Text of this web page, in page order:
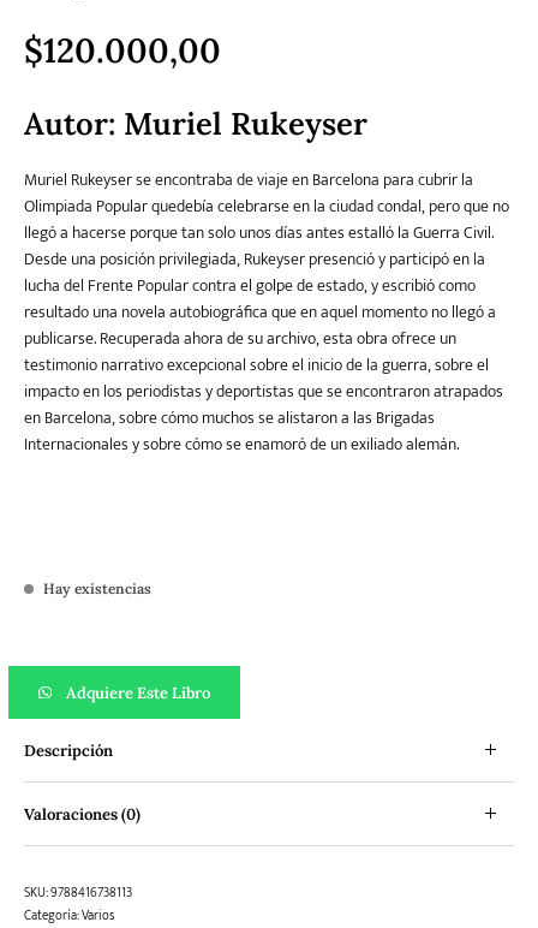
$120.000,00
Autor: Muriel Rukeyser
Muriel Rukeyser se encontraba de viaje en Barcelona para cubrir la
Olimpiada Popular quedebía celebrarse en la ciudad condal, pero que no
llegó a hacerse porque tan solo unos días antes estalló la Guerra Civil.
Desde una posición privilegiada, Rukeyser presenció y participó en la
lucha del Frente Popular contra el golpe de estado, y escribió como
resultado una novela autobiográfica que en aquel momento no llegó a
publicarse. Recuperada ahora de su archivo, esta obra ofrece un
testimonio narrativo excepcional sobre el inicio de la guerra, sobre el
impacto en los periodistas y deportistas que se encontraron atrapados
en Barcelona, sobre cómo muchos se alistaron a las Brigadas
Internacionales y sobre cómo se enamoró de un exiliado alemán.
Hay existencias
Adquiere Este Libro
Descripción
Valoraciones (0)
SKU:9788416738113
Categoría:Varios